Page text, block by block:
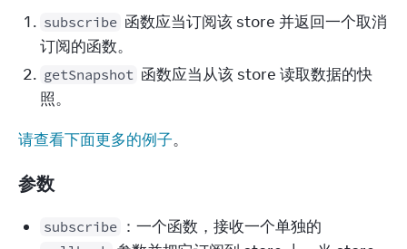
subscribe 函数应当订阅该 store 并返回一个取消
订阅的函数。
getSnapshot 函数应当从该 store 读取数据的快
照。
请查看下面更多的例子。
参数
subscribe